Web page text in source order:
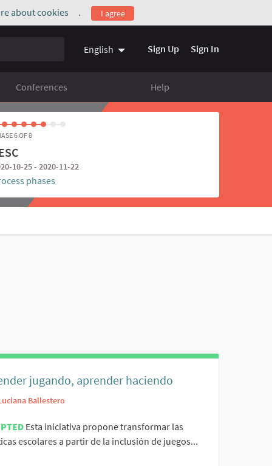
about cookies
(External link)
. I agree
English Sign Up Sign In
Conferences Help
6 OF 8
10-25 - 2020-11-22
phases
reader but it may be hard to understand.
jugando, aprender haciendo
Ballestero
Esta iniciativa propone transformar las
escolares a partir de la inclusión de juegos...